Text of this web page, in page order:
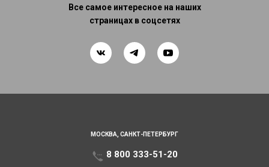
Все самое интересное на наших
страницах в соцсетях
МОСКВА, САНКТ-ПЕТЕРБУРГ
8 800 333-51-20